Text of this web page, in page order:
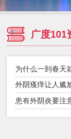
广度101
为什么一到春天
外阴瘙痒让人尴
患有外阴炎要注